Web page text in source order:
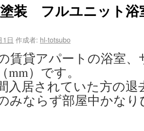
装 フルユニット
1日 作成者: hl-totsubo
賃貸アパートの浴室
mm）です。
入居されていた方の
みならず部屋中かな